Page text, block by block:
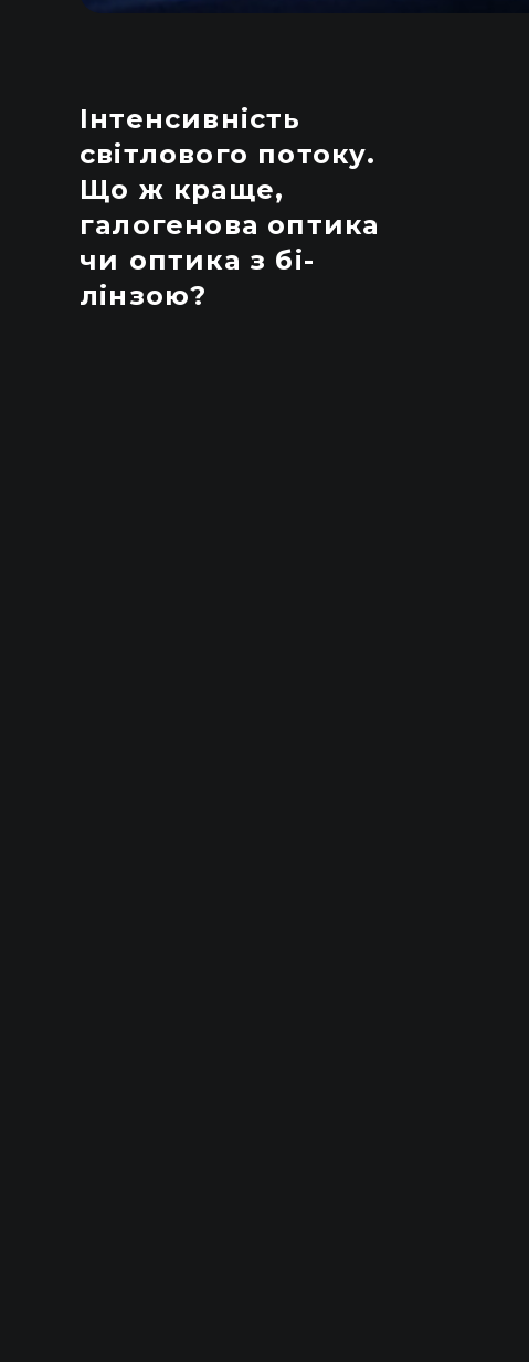
Інтенсивність
світлового потоку.
Що ж краще,
галогенова оптика
чи оптика з бі-
лінзою?